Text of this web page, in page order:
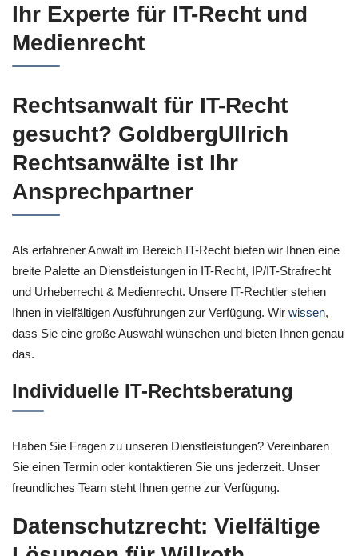
Ihr Experte für IT-Recht und
Medienrecht
Rechtsanwalt für IT-Recht
gesucht? GoldbergUllrich
Rechtsanwälte ist Ihr
Ansprechpartner
Als erfahrener Anwalt im Bereich IT-Recht bieten wir Ihnen eine
breite Palette an Dienstleistungen in IT-Recht, IP/IT-Strafrecht
und Urheberrecht & Medienrecht. Unsere IT-Rechtler stehen
Ihnen in vielfältigen Ausführungen zur Verfügung. Wir wissen,
dass Sie eine große Auswahl wünschen und bieten Ihnen genau
das.
Individuelle IT-Rechtsberatung
Haben Sie Fragen zu unseren Dienstleistungen? Vereinbaren
Sie einen Termin oder kontaktieren Sie uns jederzeit. Unser
freundliches Team steht Ihnen gerne zur Verfügung.
Datenschutzrecht: Vielfältige